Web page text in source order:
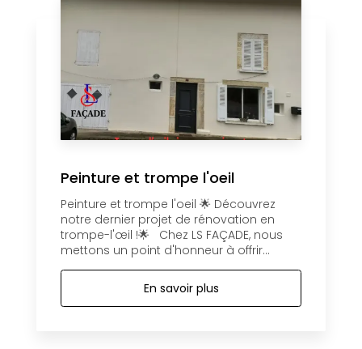
Peinture et trompe l'oeil
Peinture et trompe l'oeil 🌟 Découvrez
notre dernier projet de rénovation en
trompe-l'œil !🌟 Chez LS FAÇADE, nous
mettons un point d'honneur à offrir...
En savoir plus